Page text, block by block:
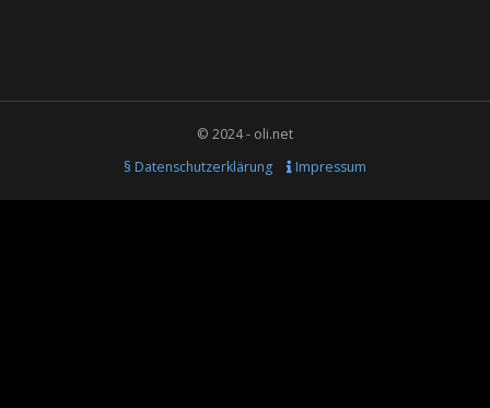
© 2024 - oli.net
§ Datenschutzerklärung
Impressum